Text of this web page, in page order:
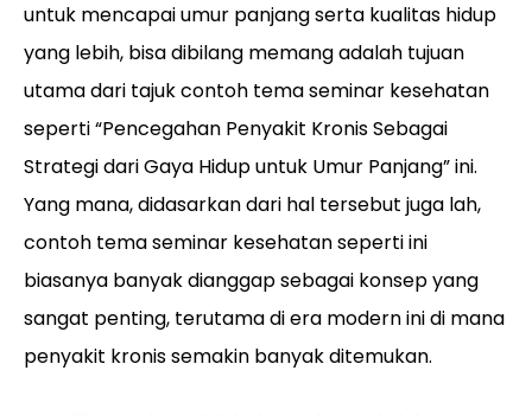
untuk mencapai umur panjang serta kualitas hidup
yang lebih, bisa dibilang memang adalah tujuan
utama dari tajuk contoh tema seminar kesehatan
seperti “Pencegahan Penyakit Kronis Sebagai
Strategi dari Gaya Hidup untuk Umur Panjang” ini.
Yang mana, didasarkan dari hal tersebut juga lah,
contoh tema seminar kesehatan seperti ini
biasanya banyak dianggap sebagai konsep yang
sangat penting, terutama di era modern ini di mana
penyakit kronis semakin banyak ditemukan.